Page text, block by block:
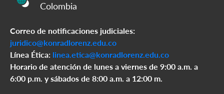
Colombia
Correo de notificaciones judiciales:
juridico@konradlorenz.edu.co
Línea Ética: linea.etica@konradlorenz.edu.co
Horario de atención de lunes a viernes de 9:00 a.m. a
6:00 p.m. y sábados de 8:00 a.m. a 12:00 m.